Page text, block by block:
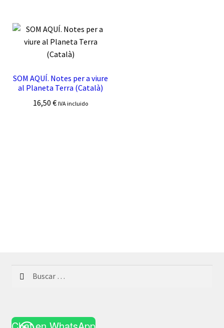
SOM AQUÍ. Notes per a viure
al Planeta Terra (Català)
16,50€ IVA incluido